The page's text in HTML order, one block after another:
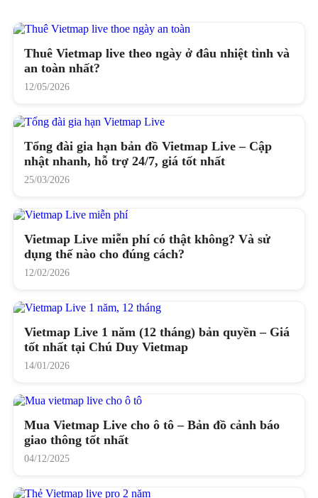
Thuê Vietmap live theo ngày ở đâu nhiệt tình và
an toàn nhất?
12/05/2026
Tổng đài gia hạn bản đồ Vietmap Live – Cập
nhật nhanh, hỗ trợ 24/7, giá tốt nhất
25/03/2026
Vietmap Live miễn phí có thật không? Và sử
dụng thế nào cho đúng cách?
12/02/2026
Vietmap Live 1 năm (12 tháng) bản quyền – Giá
tốt nhất tại Chú Duy Vietmap
14/01/2026
Mua Vietmap Live cho ô tô – Bản đồ cảnh báo
giao thông tốt nhất
04/12/2025